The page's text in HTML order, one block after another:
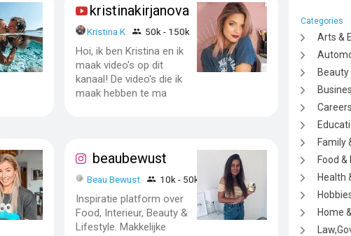
50k -
kristinakirjanova
Kristina K 50k - 150k
Hoi, ik ben Kristina en ik
maak video's op dit
kanaal! De video's die ik
maak hebben te ma
beaubewust
Beau Bewust 10k - 50k
Inspiratie platform over
Food, Interieur, Beauty &
Lifestyle. Makkelijke
Categories
Arts &
Beauty
Careers
Family
Food &
Health
Home